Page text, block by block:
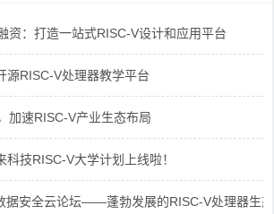
资：打造一站式RISC-V设计和应用平台
源RISC-V处理器教学平台
加速RISC-V产业生态布局
技RISC-V大学计划上线啦！
据安全云论坛——蓬勃发展的RISC-V处理器生态